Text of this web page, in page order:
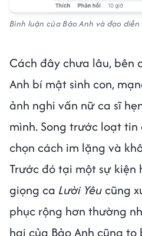
Bình luận của Bảo Anh và đạo diễn
Cách đây chưa lâu, bên
Anh bí mật sinh con,
ảnh nghi vấn nữ ca sĩ
mình. Song trước loạt tin
chọn cách im lặng và
Trước đó tại một sự kiện
giọng ca Lười Yêucũng
phục rộng hơn thường
hai của Bảo Anh cũng